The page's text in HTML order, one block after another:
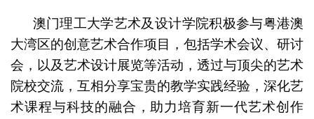
澳门理工大学艺术及设计学院积极参与粤港澳
大湾区的创意艺术合作项目，包括学术会议、研讨
会，以及艺术设计展览等活动，透过与顶尖的艺术
院校交流，互相分享宝贵的教学实践经验，深化艺
术课程与科技的融合，助力培育新一代艺术创作